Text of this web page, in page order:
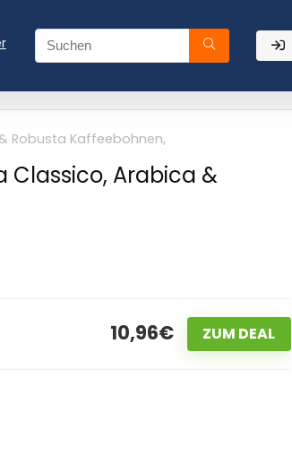
Robusta Kaffeebohnen,
Classico, Arabica &
10,96€ ZUM DEAL